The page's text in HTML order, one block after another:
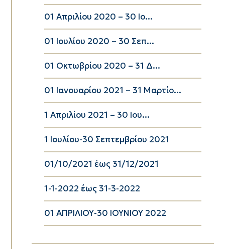
01 Απριλίου 2020 – 30 Ιο...
01 Ιουλίου 2020 – 30 Σεπ...
01 Οκτωβρίου 2020 – 31 Δ...
01 Ιανουαρίου 2021 – 31 Μαρτίο...
1 Απριλίου 2021 – 30 Ιου...
1 Ιουλίου-30 Σεπτεμβρίου 2021
01/10/2021 έως 31/12/2021
1-1-2022 έως 31-3-2022
01 ΑΠΡΙΛΙΟΥ-30 ΙΟΥΝΙΟΥ 2022